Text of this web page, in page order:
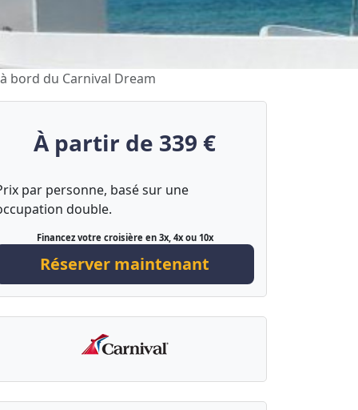
bord du Carnival Dream
À partir de 339 €
par personne, basé sur une
double.
Financez votre croisière en 3x, 4x ou 10x
Réserver maintenant